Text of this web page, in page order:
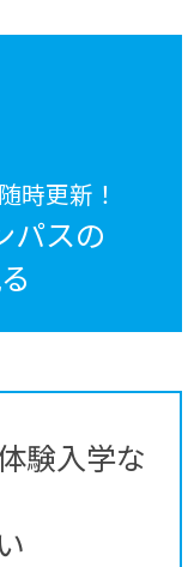
時更新！
パスの
験入学な